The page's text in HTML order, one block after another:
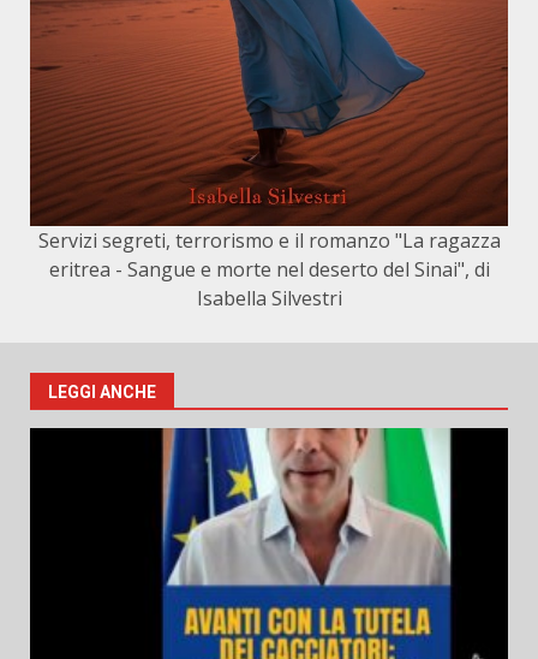
Servizi segreti, terrorismo e il romanzo "La ragazza
eritrea - Sangue e morte nel deserto del Sinai", di
Isabella Silvestri
LEGGI ANCHE